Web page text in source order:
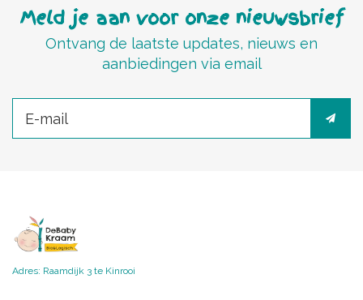
Meld je aan voor onze nieuwsbrief
Ontvang de laatste updates, nieuws en
aanbiedingen via email
Adres: Raamdijk 3 te Kinrooi